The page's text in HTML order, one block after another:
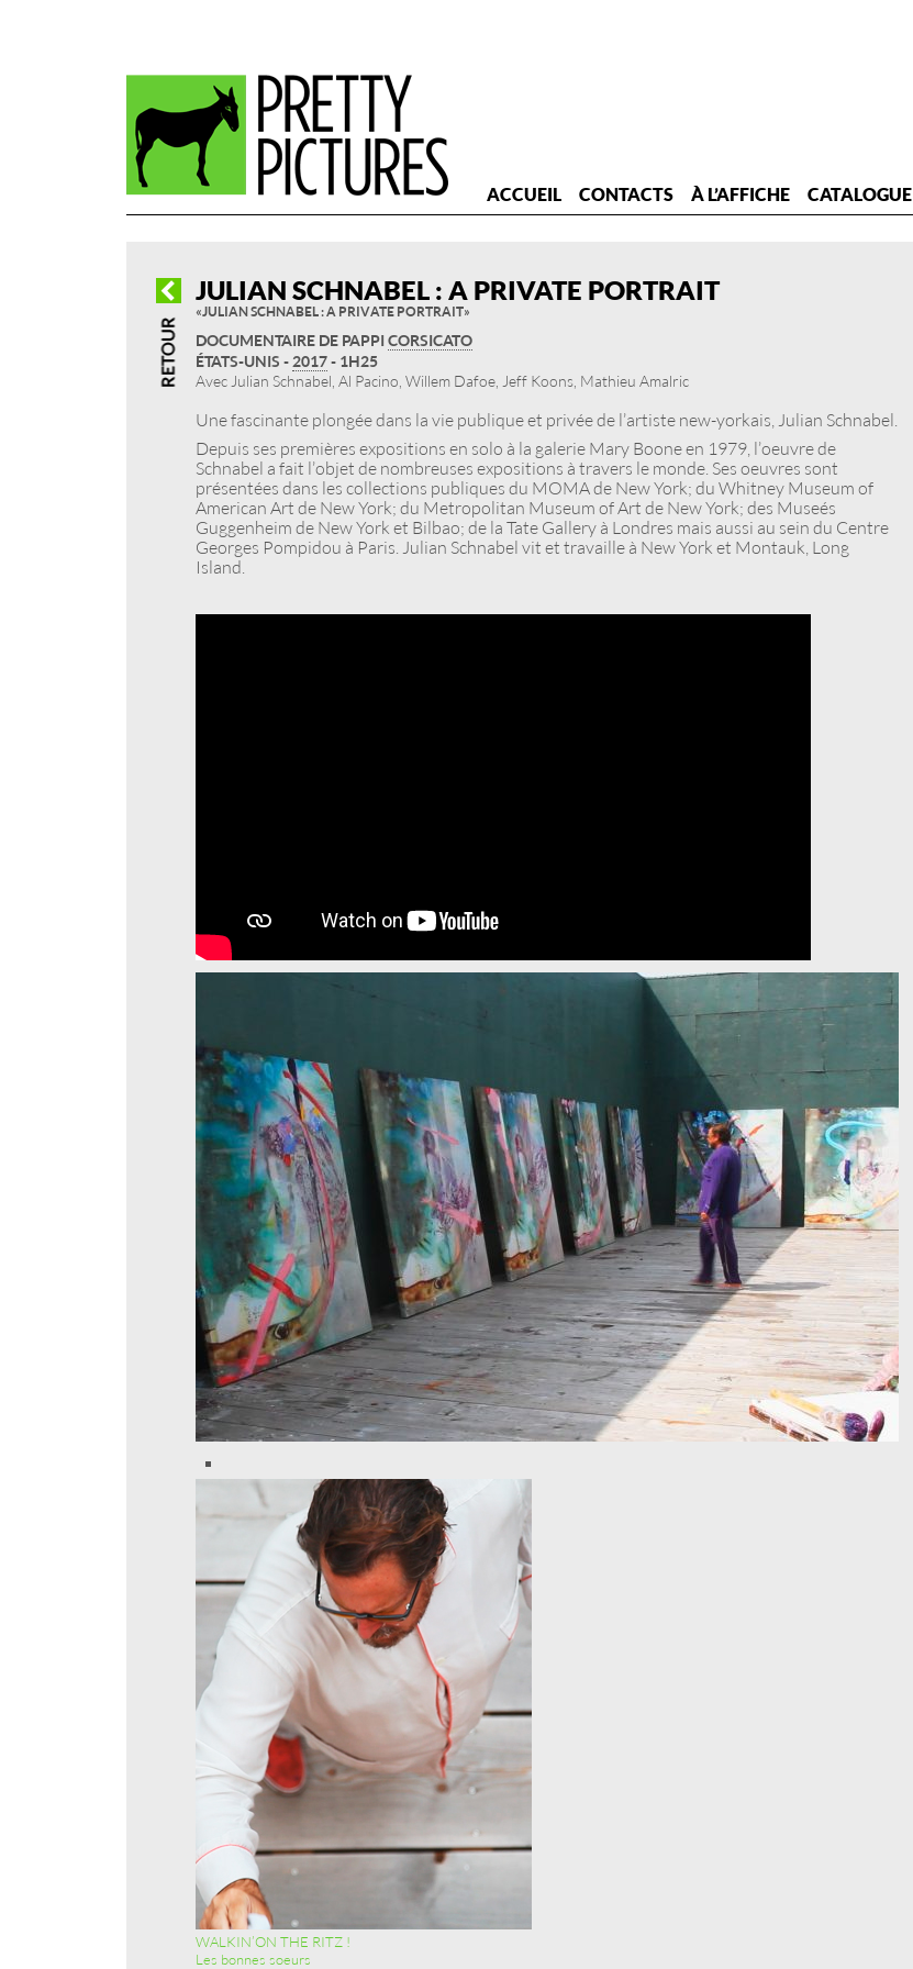
ACCUEIL CONTACTS À L’AFFICHE CATALOGUE
JULIAN SCHNABEL : A PRIVATE PORTRAIT
« JULIAN SCHNABEL : A PRIVATE PORTRAIT »
DOCUMENTAIRE DE PAPPI CORSICATO
ÉTATS-UNIS - 2017- 1H25
Avec Julian Schnabel, Al Pacino, Willem Dafoe, Jeff Koons, Mathieu Amalric
Une fascinante plongée dans la vie publique et privée de l’artiste new-yorkais, Julian Schnabel.
Depuis ses premières expositions en solo à la galerie Mary Boone en 1979, l’oeuvre de
Schnabel a fait l’objet de nombreuses expositions à travers le monde. Ses oeuvres sont
présentées dans les collections publiques du MOMA de New York; du Whitney Museum of
American Art de New York; du Metropolitan Museum of Art de New York; des Museés
Guggenheim de New York et Bilbao; de la Tate Gallery à Londres mais aussi au sein du Centre
Georges Pompidou à Paris. Julian Schnabel vit et travaille à New York et Montauk, Long
Island.
WALKIN’ON THE RITZ !
Les bonnes soeurs